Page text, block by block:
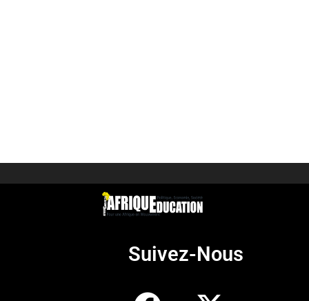
Suivez-Nous